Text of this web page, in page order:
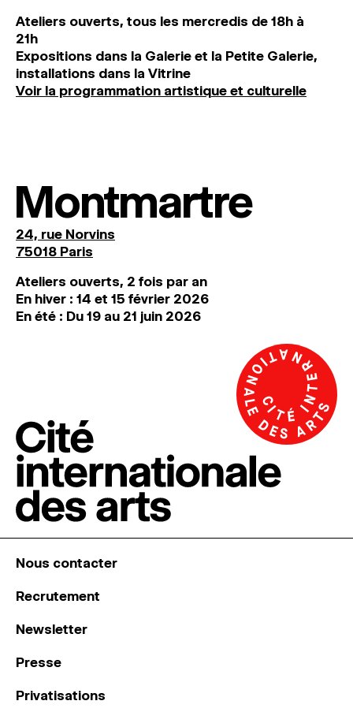
Ateliers ouverts, tous les mercredis de 18h à
21h
Expositions dans la Galerie et la Petite Galerie,
installations dans la Vitrine
Voir la programmation artistique et culturelle
Montmartre
24, rue Norvins
75018 Paris
Ateliers ouverts, 2 fois par an
En hiver : 14 et 15 février 2026
En été : Du 19 au 21 juin 2026
Nous contacter
Recrutement
Newsletter
Presse
Privatisations